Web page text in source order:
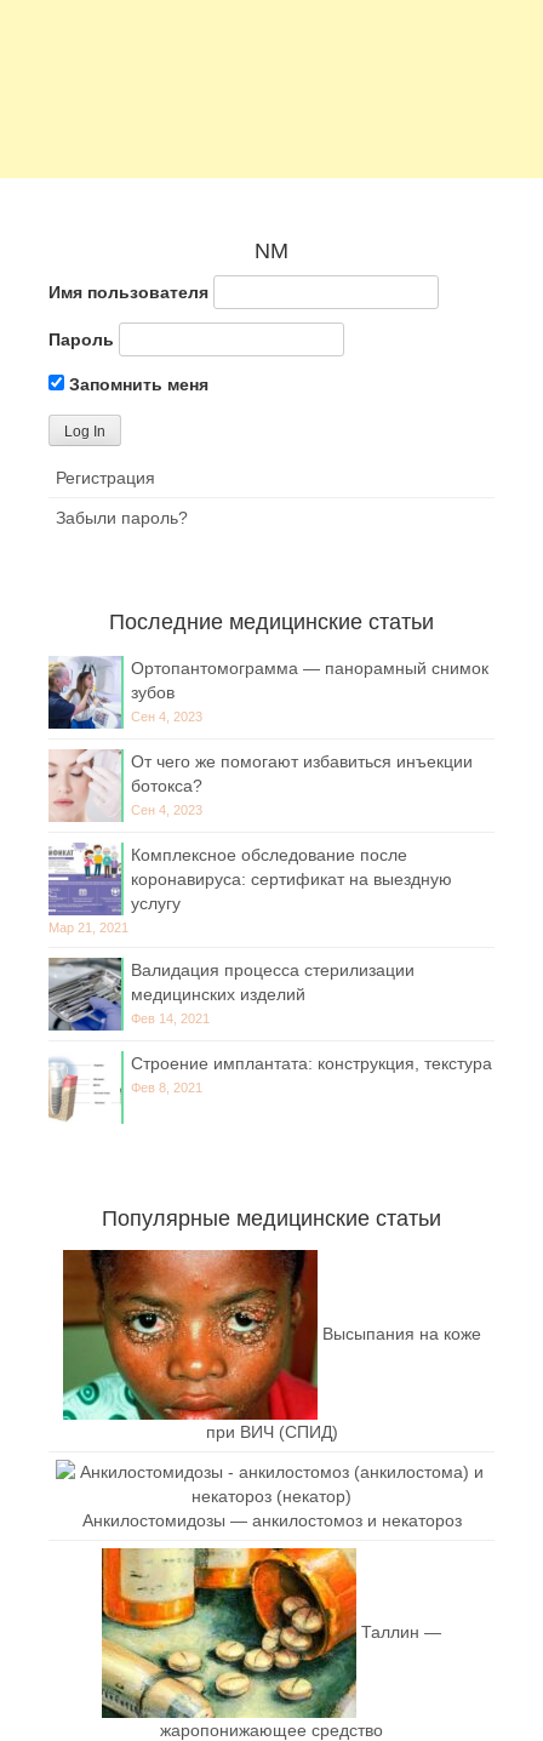
NM
Имя пользователя
Пароль
Запомнить меня
Регистрация
Забыли пароль?
Последние медицинские статьи
Ортопантомограмма — панорамный снимок
зубов
Сен 4, 2023
От чего же помогают избавиться инъекции
ботокса?
Сен 4, 2023
Комплексное обследование после
коронавируса: сертификат на выездную
услугу
Мар 21, 2021
Валидация процесса стерилизации
медицинских изделий
Фев 14, 2021
Строение имплантата: конструкция, текстура
Фев 8, 2021
Популярные медицинские статьи
Высыпания на коже
при ВИЧ (СПИД)
Анкилостомидозы — анкилостомоз и некатороз
Таллин —
жаропонижающее средство